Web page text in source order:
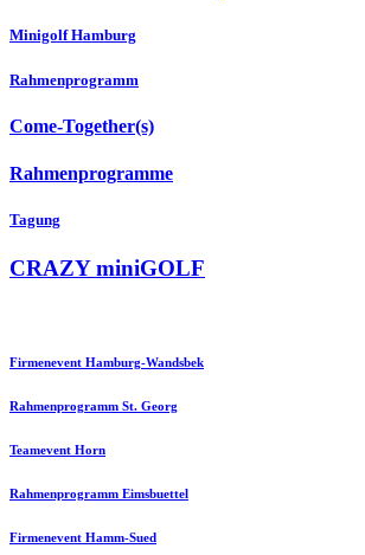
Minigolf Hamburg
Rahmenprogramm
Come-Together(s)
Rahmenprogramme
Tagung
CRAZY miniGOLF
Firmenevent Hamburg-Wandsbek
Rahmenprogramm St. Georg
Teamevent Horn
Rahmenprogramm Eimsbuettel
Firmenevent Hamm-Sued